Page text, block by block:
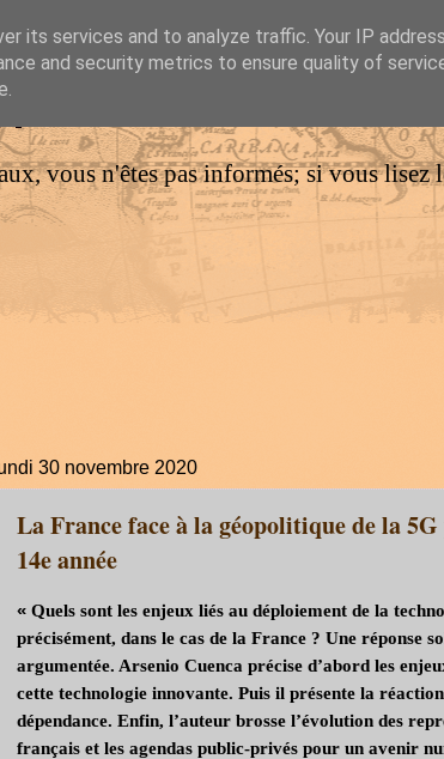
vous n'êtes pas informés; si vous lisez
30 novembre 2020
La France face à la géopolitique de la
14e année
« Quels sont les enjeux liés au déploiement de la
précisément, dans le cas de la France ? Une réponse
argumentée. Arsenio Cuenca précise d’abord les
cette technologie innovante. Puis il présente la
dépendance. Enfin, l’auteur brosse l’évolution des
français et les agendas public-privés pour un avenir
its services and to analyze traffic. Your IP
and security metrics to ensure quality of